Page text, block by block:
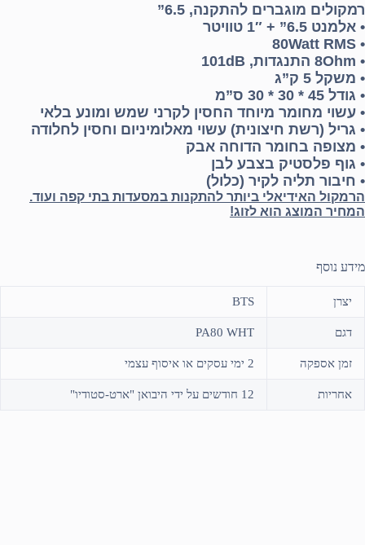
רמקולים מוגברים להתקנה, 6.5
”
• אלמנט 6.5” + 1″ טוויטר
•
80Watt RMS
• 8Ohm התנגדות, 101dB
• משקל 5 ק”ג
• גודל 45 * 30 * 30 ס”מ
• עשוי מחומר מיוחד החסין לקרני שמש ומונע בלאי
• גריל (רשת חיצונית) עשוי מאלומיניום וחסין לחלודה
• מצופה בחומר הדוחה אבק
• גוף פלסטיק בצבע לבן
• חיבור תליה לקיר (כלול)
הרמקול האידיאלי ביותר להתקנות במסעדות בתי קפה ועוד.
המחיר המוצג הוא לזוג!
מידע נוסף
יצרן BTS
דגם PA80 WHT
זמן אספקה 2 ימי עסקים או איסוף עצמי
אחריות 12 חודשים על ידי היבואן "ארט-סטודיו"